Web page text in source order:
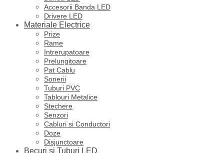
Accesorii Banda LED
Drivere LED
Materiale Electrice
Prize
Rame
Intrerupatoare
Prelungitoare
Pat Cablu
Sonerii
Tuburi PVC
Tablouri Metalice
Stechere
Senzori
Cabluri si Conductori
Doze
Disjunctoare
Becuri si Tuburi LED